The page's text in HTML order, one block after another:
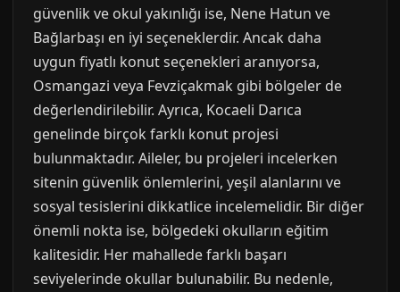
güvenlik ve okul yakınlığı ise, Nene Hatun ve
Bağlarbaşı en iyi seçeneklerdir. Ancak daha
uygun fiyatlı konut seçenekleri aranıyorsa,
Osmangazi veya Fevziçakmak gibi bölgeler de
değerlendirilebilir. Ayrıca, Kocaeli Darıca
genelinde birçok farklı konut projesi
bulunmaktadır. Aileler, bu projeleri incelerken
sitenin güvenlik önlemlerini, yeşil alanlarını ve
sosyal tesislerini dikkatlice incelemelidir. Bir diğer
önemli nokta ise, bölgedeki okulların eğitim
kalitesidir. Her mahallede farklı başarı
seviyelerinde okullar bulunabilir. Bu nedenle,